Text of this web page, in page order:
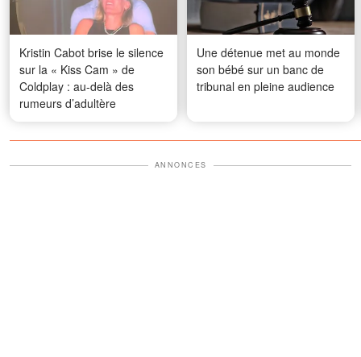
Kristin Cabot brise le silence
sur la « Kiss Cam » de
Coldplay : au-delà des
rumeurs d’adultère
Une détenue met au monde
son bébé sur un banc de
tribunal en pleine audience
ANNONCES